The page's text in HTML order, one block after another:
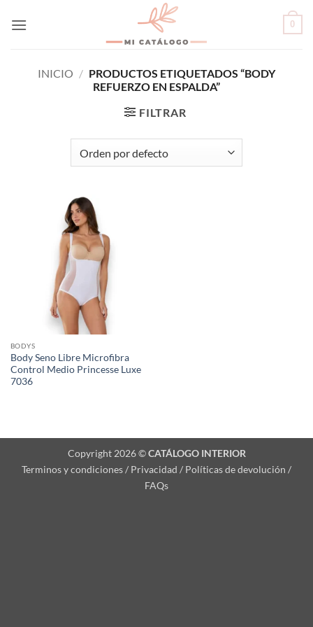
0
INICIO / PRODUCTOS ETIQUETADOS “BODY
REFUERZO EN ESPALDA”
FILTRAR
BODYS
Body Seno Libre Microfibra
Control Medio Princesse Luxe
7036
Copyright 2026 ©CATÁLOGO INTERIOR
Terminos y condiciones / Privacidad / Políticas de devolución /
FAQs